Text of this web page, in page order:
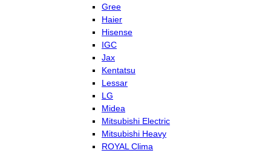
Gree
Haier
Hisense
IGC
Jax
Kentatsu
Lessar
LG
Midea
Mitsubishi Electric
Mitsubishi Heavy
ROYAL Clima